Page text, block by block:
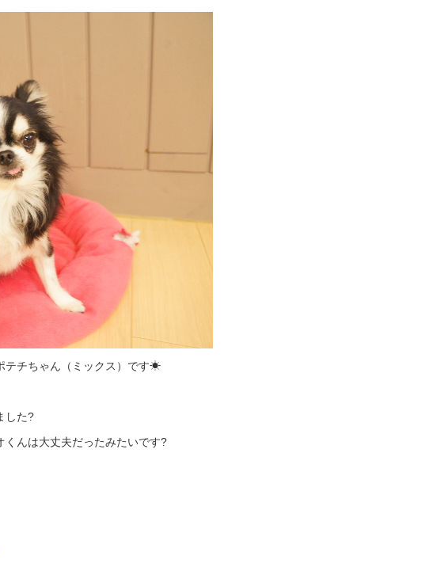
テチちゃん（ミックス）です☀
した?
くんは大丈夫だったみたいです?